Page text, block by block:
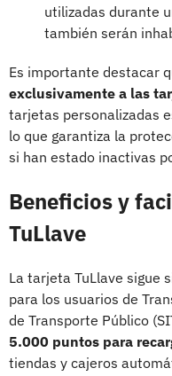
utilizadas durante
también serán
Es importante destacar
exclusivamente a las
tarjetas personalizadas
lo que garantiza la
si han estado inactivas
Beneficios y
TuLlave
La tarjeta TuLlave sigue
para los usuarios de
de Transporte Público
5.000 puntos para
tiendas y cajeros